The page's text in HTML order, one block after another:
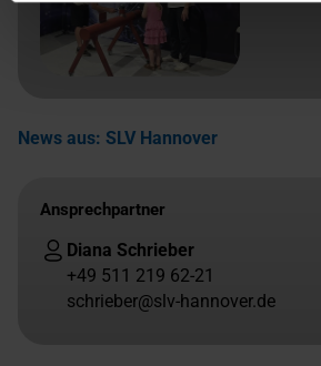
News aus: SLV Hannover
Ansprechpartner
Diana Schrieber
+49 511 219 62-21
schrieber@slv-hannover.de